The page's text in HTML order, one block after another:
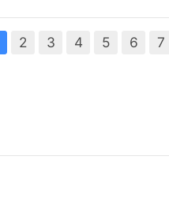
2 3 4 5 6 7
다음 맨끝